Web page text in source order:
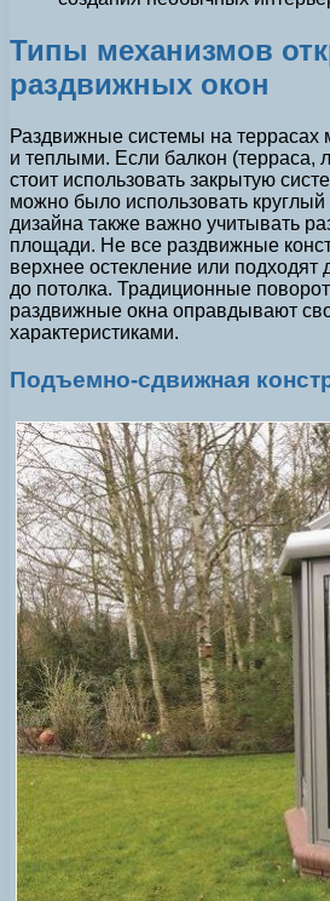
Типы механизмов
раздвижных окон
Раздвижные системы на террасах
и теплыми. Если балкон (терраса,
стоит использовать закрытую
можно было использовать
дизайна также важно учитывать
площади. Не все раздвижные
верхнее остекление или подходят
до потолка. Традиционные
раздвижные окна оправдывают
характеристиками.
Подъемно-сдвижная